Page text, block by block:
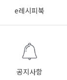
e레시피북
공지사항